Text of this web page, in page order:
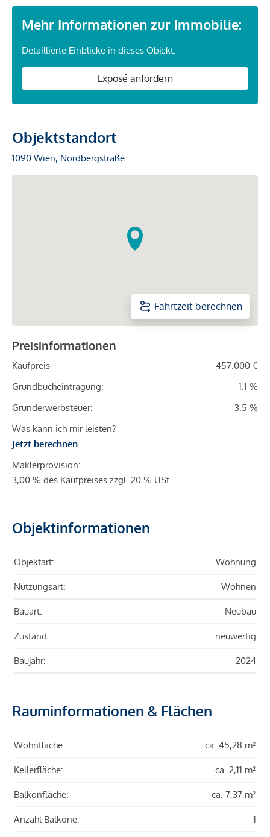
Mehr Informationen zur Immobilie:
Detaillierte Einblicke in dieses Objekt.
Exposé anfordern
Objektstandort
1090 Wien, Nordbergstraße
Fahrtzeit berechnen
Preisinformationen
Kaufpreis
457.000 €
Grundbucheintragung:
1.1 %
Grunderwerbsteuer:
3.5 %
Was kann ich mir leisten?
Jetzt berechnen
Maklerprovision:
3,00 % des Kaufpreises zzgl. 20 % USt.
Objektinformationen
Objektart: Wohnung
Nutzungsart: Wohnen
Bauart: Neubau
Zustand: neuwertig
Baujahr: 2024
Rauminformationen & Flächen
Wohnfläche: ca. 45,28 m²
Kellerfläche: ca. 2,11 m²
Balkonfläche: ca. 7,37 m²
Anzahl Balkone: 1